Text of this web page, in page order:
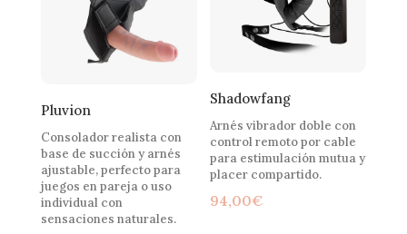
Pluvion
Consolador realista con
base de succión y arnés
ajustable, perfecto para
juegos en pareja o uso
individual con
sensaciones naturales.
Shadowfang
Arnés vibrador doble con
control remoto por cable
para estimulación mutua y
placer compartido.
94,00€